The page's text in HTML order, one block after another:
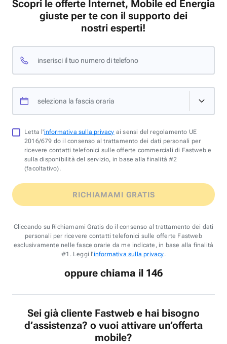
Scopri le offerte Internet, Mobile ed Energia
giuste per te con il supporto dei
nostri esperti!
inserisci il tuo numero di telefono
seleziona la fascia oraria
Letta l'informativa sulla privacy ai sensi del regolamento UE
2016/679 do il consenso al trattamento dei dati personali per
ricevere contatti telefonici sulle offerte commerciali di Fastweb e
sulla disponibilità del servizio, in base alla finalità #2
(facoltativo).
RICHIAMAMI GRATIS
Cliccando su Richiamami Gratis do il consenso al trattamento dei dati
personali per ricevere contatti telefonici sulle offerte Fastweb
esclusivamente nelle fasce orarie da me indicate, in base alla finalità
#1. Leggi l'informativa sulla privacy.
oppure chiama il 146
Sei già cliente Fastweb e hai bisogno
d’assistenza? o vuoi attivare un’offerta
mobile?